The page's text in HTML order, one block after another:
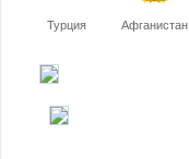
Турция Афганистан